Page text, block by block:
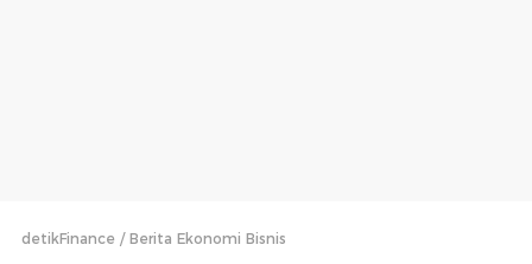
detikFinance Berita Ekonomi Bisnis